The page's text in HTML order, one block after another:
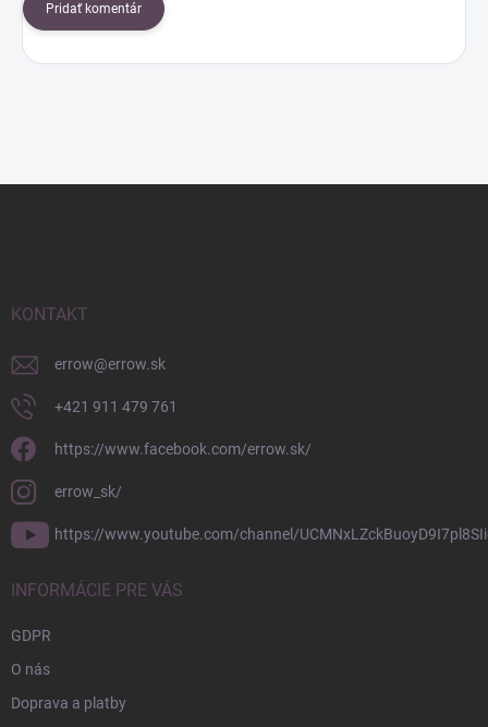
Pridať komentár
KONTAKT
errow@errow.sk
+421 911 479 761
https://www.facebook.com/errow.sk/
errow_sk/
https://www.youtube.com/channel/
INFORMÁCIE PRE VÁS
GDPR
O nás
Doprava a platby